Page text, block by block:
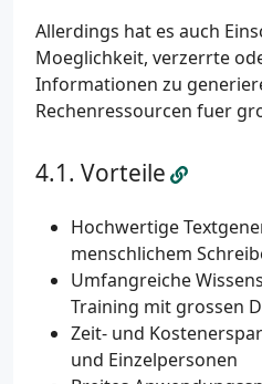
Allerdings hat es auch
Moeglichkeit, verzerrte
Informationen zu
Rechenressourcen fuer
Vorteile
Hochwertige
menschlichem
Umfangreiche
Training mit grossen
Zeit- und
und Einzelpersonen